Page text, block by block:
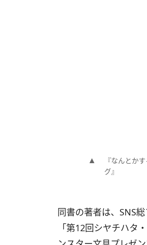
『なんとか
グ』
同書の著者は、SNS
「第12回シヤチハタ